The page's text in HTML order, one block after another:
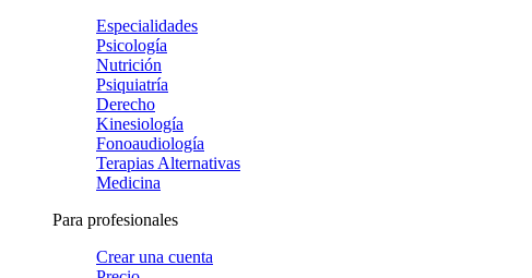
Especialidades
Psicología
Nutrición
Psiquiatría
Derecho
Kinesiología
Fonoaudiología
Terapias Alternativas
Medicina
Para profesionales
Crear una cuenta